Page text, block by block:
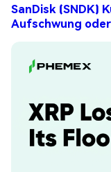
SanDisk (SNDK)
Aufschwung